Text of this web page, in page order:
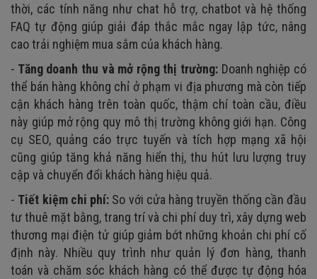
thời, các tính năng như chat hỗ trợ, chatbot và hệ thống
FAQ tự động giúp giải đáp thắc mắc ngay lập tức, nâng
cao trải nghiệm mua sắm của khách hàng.
- Tăng doanh thu và mở rộng thị trường: Doanh nghiệp có
thể bán hàng không chỉ ở phạm vi địa phương mà còn tiếp
cận khách hàng trên toàn quốc, thậm chí toàn cầu, điều
này giúp mở rộng quy mô thị trường không giới hạn. Công
cụ SEO, quảng cáo trực tuyến và tích hợp mạng xã hội
cũng giúp tăng khả năng hiển thị, thu hút lưu lượng truy
cập và chuyển đổi khách hàng hiệu quả.
- Tiết kiệm chi phí: So với cửa hàng truyền thống cần đầu
tư thuê mặt bằng, trang trí và chi phí duy trì, xây dựng web
thương mại điện tử giúp giảm bớt những khoản chi phí cố
định này. Nhiều quy trình như quản lý đơn hàng, thanh
toán và chăm sóc khách hàng có thể được tự động hóa